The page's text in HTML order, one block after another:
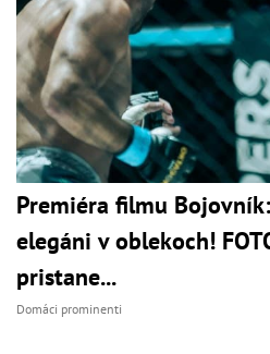
Premiéra filmu
elegáni v oblekoch!
pristane...
Domáci prominenti